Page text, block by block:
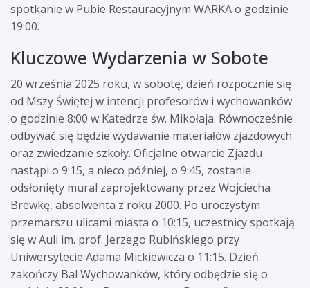
spotkanie w Pubie Restauracyjnym WARKA o godzinie
19:00.
Kluczowe Wydarzenia w Sobote
20 września 2025 roku, w sobotę, dzień rozpocznie się
od Mszy Świętej w intencji profesorów i wychowanków
o godzinie 8:00 w Katedrze św. Mikołaja. Równocześnie
odbywać się będzie wydawanie materiałów zjazdowych
oraz zwiedzanie szkoły. Oficjalne otwarcie Zjazdu
nastąpi o 9:15, a nieco później, o 9:45, zostanie
odsłonięty mural zaprojektowany przez Wojciecha
Brewkę, absolwenta z roku 2000. Po uroczystym
przemarszu ulicami miasta o 10:15, uczestnicy spotkają
się w Auli im. prof. Jerzego Rubińskiego przy
Uniwersytecie Adama Mickiewicza o 11:15. Dzień
zakończy Bal Wychowanków, który odbędzie się o